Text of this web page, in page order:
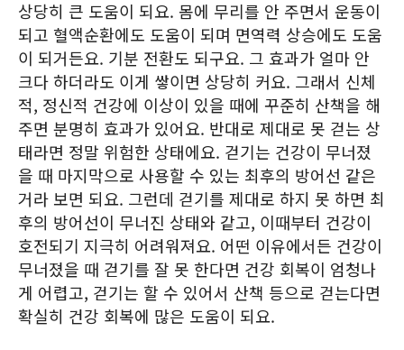
상당히 큰 도움이 되요. 몸에 무리를 안 주면서 운동이
되고 혈액순환에도 도움이 되며 면역력 상승에도 도움
이 되거든요. 기분 전환도 되구요. 그 효과가 얼마 안
크다 하더라도 이게 쌓이면 상당히 커요. 그래서 신체
적, 정신적 건강에 이상이 있을 때에 꾸준히 산책을 해
주면 분명히 효과가 있어요. 반대로 제대로 못 걷는 상
태라면 정말 위험한 상태에요. 걷기는 건강이 무너졌
을 때 마지막으로 사용할 수 있는 최후의 방어선 같은
거라 보면 되요. 그런데 걷기를 제대로 하지 못 하면 최
후의 방어선이 무너진 상태와 같고, 이때부터 건강이
호전되기 지극히 어려워져요. 어떤 이유에서든 건강이
무너졌을 때 걷기를 잘 못 한다면 건강 회복이 엄청나
게 어렵고, 걷기는 할 수 있어서 산책 등으로 걷는다면
확실히 건강 회복에 많은 도움이 되요.